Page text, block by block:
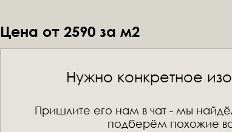
Цена от 2590 за м2
Нужно конкретное
Пришлите его нам в чат - мы
подберём похожие